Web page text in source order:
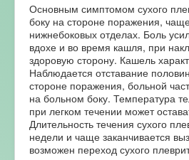
Основным симптомом сухого
боку на стороне поражения,
нижнебоковых отделах. Боль
вдохе и во время кашля, при
здоровую сторону. Кашель
Наблюдается отставание
стороне поражения, больной
на больном боку. Температура
при легком течении может
Длительность течения сухого
недели и чаще заканчивается
возможен переход сухого